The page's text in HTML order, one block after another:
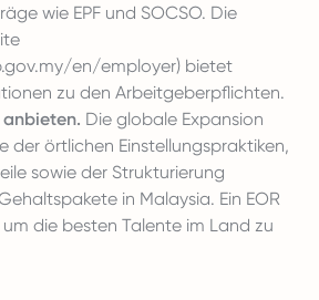
wie EPF und SOCSO. Die
en/employer) bietet
zu den Arbeitgeberpflichten.
Die globale Expansion
der örtlichen Einstellungspraktiken,
sowie der Strukturierung
in Malaysia. Ein EOR
die besten Talente im Land zu